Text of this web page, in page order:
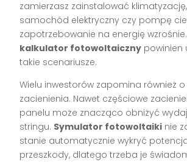
zamierzasz zainstalować
samochód elektryczny czy pompę
zapotrzebowanie na energię
kalkulator fotowoltaiczny powinien
takie scenariusze.
Wielu inwestorów zapomina również
zacienienia. Nawet częściowe
panelu może znacząco obniżyć
stringu. Symulator fotowoltaiki nie
stanie automatycznie wykryć
przeszkody, dlatego trzeba je